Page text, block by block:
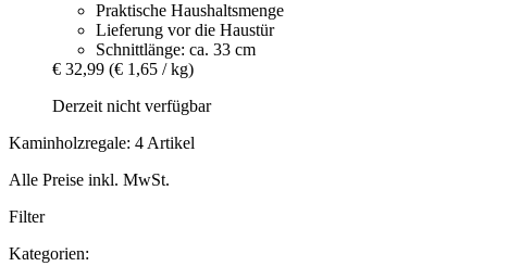
Praktische Haushaltsmenge
Lieferung vor die Haustür
Schnittlänge: ca. 33 cm
€ 32,99 (€ 1,65 / kg)
Derzeit nicht verfügbar
Kaminholzregale: 4 Artikel
Alle Preise inkl. MwSt.
Filter
Kategorien: